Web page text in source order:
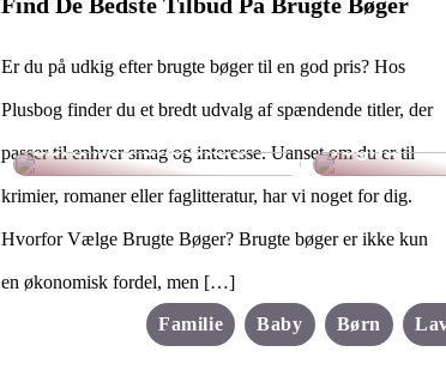
Er du på udkig efter brugte bøger til en god pris? Hos
Plusbog finder du et bredt udvalg af spændende titler, der
passer til enhver smag og interesse. Uanset om du er til
krimier, romaner eller faglitteratur, har vi noget for dig.
Hvorfor Vælge Brugte Bøger? Brugte bøger er ikke kun
en økonomisk fordel, men […]
Find de bedste sko til
børn hos Skechers
Det skal
have på,
regner
Familie Baby Børn